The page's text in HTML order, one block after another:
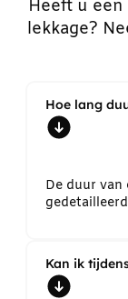
Heeft u
lekkage?
Hoe lang
De duur
Kan ik